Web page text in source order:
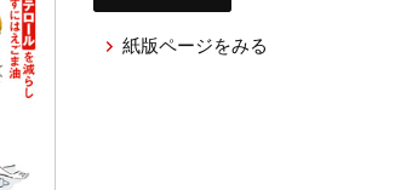
紙版ページをみる